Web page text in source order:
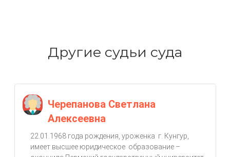
Другие судьи суда
Черепанова Светлана
Алексеевна
22.01.1968 года рождения, уроженка г. Кунгур,
имеет высшее юридическое образование –